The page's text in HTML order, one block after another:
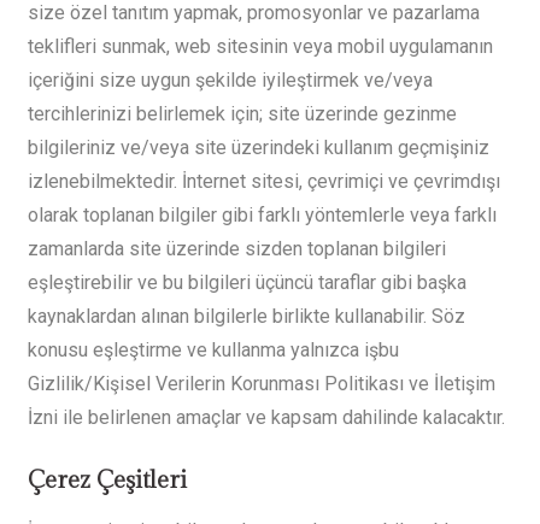
size özel tanıtım yapmak, promosyonlar ve pazarlama
teklifleri sunmak, web sitesinin veya mobil uygulamanın
içeriğini size uygun şekilde iyileştirmek ve/veya
tercihlerinizi belirlemek için; site üzerinde gezinme
bilgileriniz ve/veya site üzerindeki kullanım geçmişiniz
izlenebilmektedir. İnternet sitesi, çevrimiçi ve çevrimdışı
olarak toplanan bilgiler gibi farklı yöntemlerle veya farklı
zamanlarda site üzerinde sizden toplanan bilgileri
eşleştirebilir ve bu bilgileri üçüncü taraflar gibi başka
kaynaklardan alınan bilgilerle birlikte kullanabilir. Söz
konusu eşleştirme ve kullanma yalnızca işbu
Gizlilik/Kişisel Verilerin Korunması Politikası ve İletişim
İzni ile belirlenen amaçlar ve kapsam dahilinde kalacaktır.
Çerez Çeşitleri